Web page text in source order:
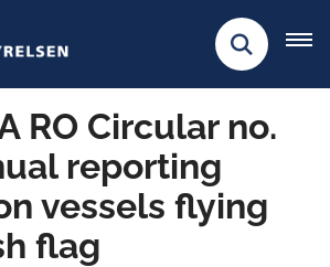
RO Circular no.
reporting
vessels flying
flag